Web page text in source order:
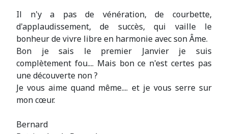
Il n'y a pas de vénération, de courbette,
d'applaudissement, de succès, qui vaille le
bonheur de vivre libre en harmonie avec son Âme.
Bon je sais le premier Janvier je suis
complètement fou.... Mais bon ce n'est certes pas
une découverte non ?
Je vous aime quand même.... et je vous serre sur
mon cœur.
Bernard